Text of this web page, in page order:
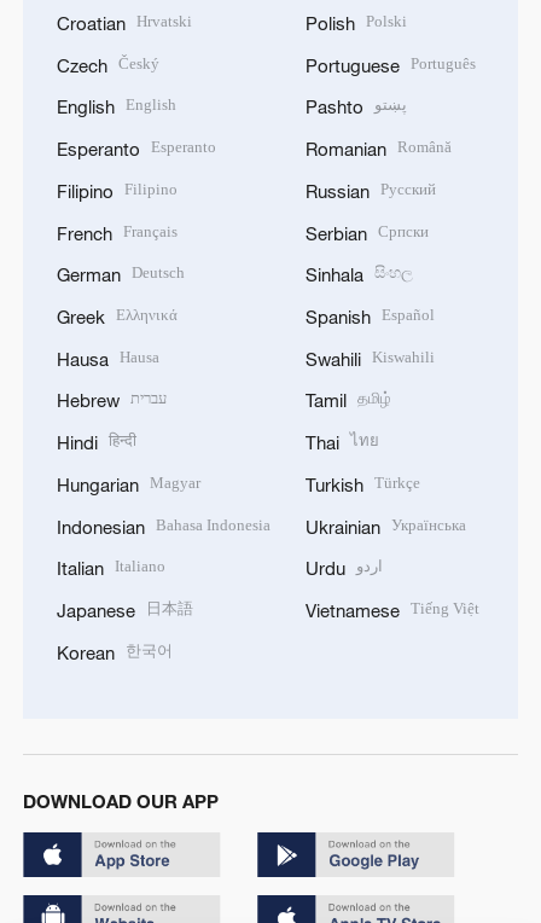
Croatian Hrvatski
Czech Český
English English
Esperanto Esperanto
Filipino Filipino
French Français
German Deutsch
Greek Ελληνικά
Hausa Hausa
Hebrew עברית
Hindi हिन्दी
Hungarian Magyar
Indonesian Bahasa Indonesia
Italian Italiano
Japanese 日本語
Korean 한국어
Polish Polski
Portuguese Português
Pashto پښتو
Romanian Română
Russian Русский
Serbian Српски
Sinhala සිංහල
Spanish Español
Swahili Kiswahili
Tamil தமிழ்
Thai ไทย
Turkish Türkçe
Ukrainian Українська
Urdu اردو
Vietnamese Tiếng Việt
DOWNLOAD OUR APP